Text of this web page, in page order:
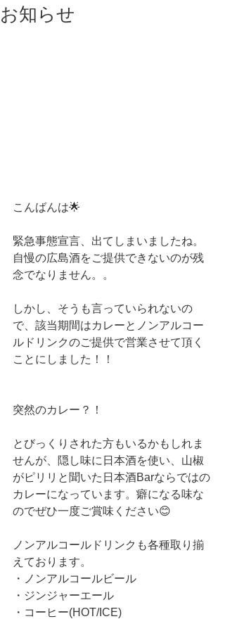
お知らせ
こんばんは🌟
緊急事態宣言、出てしまいましたね。
自慢の広島酒をご提供できないのが残
念でなりません。。
しかし、そうも言っていられないの
で、該当期間はカレーとノンアルコー
ルドリンクのご提供で営業させて頂く
ことにしました！！
突然のカレー？！
とびっくりされた方もいるかもしれま
せんが、隠し味に日本酒を使い、山椒
がピリリと聞いた日本酒Barならではの
カレーになっています。癖になる味な
のでぜひ一度ご賞味ください😊
ノンアルコールドリンクも各種取り揃
えております。
・ノンアルコールビール
・ジンジャーエール
・コーヒー(HOT/ICE)